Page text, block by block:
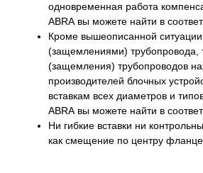
одновременная работа
ABRA вы можете найти в
Кроме вышеописанной ситуации
(защемлениями) трубопровода,
(защемления) трубопроводов
производителей блочных
вставкам всех диаметров и
ABRA вы можете найти в
Ни гибкие вставки ни
как смещение по центру